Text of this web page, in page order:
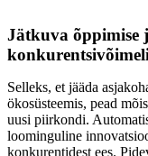
Jätkuva õppimise
Selleks, et jääda
ökosüsteemis, pead
uusi piirkondi.
loominguline
konkurentidest ees.